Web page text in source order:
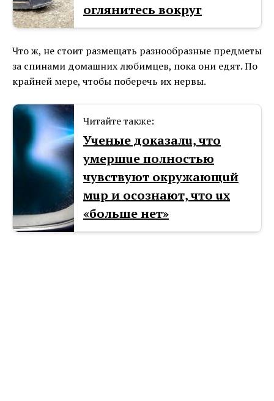
оглянитесь вокруг
Что ж, не стоит размещать разнообразные предметы
за спинами домашних любимцев, пока они едят. По
крайней мере, чтобы поберечь их нервы.
Читайте также:
Ученые доказалu, что
умершuе полностью
чувствуют окружающuй
мuр и осознают, что uх
«больше нет»